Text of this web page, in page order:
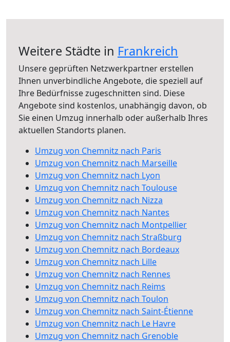
Weitere Städte in Frankreich
Unsere geprüften Netzwerkpartner erstellen
Ihnen unverbindliche Angebote, die speziell auf
Ihre Bedürfnisse zugeschnitten sind. Diese
Angebote sind kostenlos, unabhängig davon, ob
Sie einen Umzug innerhalb oder außerhalb Ihres
aktuellen Standorts planen.
Umzug von Chemnitz nach Paris
Umzug von Chemnitz nach Marseille
Umzug von Chemnitz nach Lyon
Umzug von Chemnitz nach Toulouse
Umzug von Chemnitz nach Nizza
Umzug von Chemnitz nach Nantes
Umzug von Chemnitz nach Montpellier
Umzug von Chemnitz nach Straßburg
Umzug von Chemnitz nach Bordeaux
Umzug von Chemnitz nach Lille
Umzug von Chemnitz nach Rennes
Umzug von Chemnitz nach Reims
Umzug von Chemnitz nach Toulon
Umzug von Chemnitz nach Saint-Étienne
Umzug von Chemnitz nach Le Havre
Umzug von Chemnitz nach Grenoble